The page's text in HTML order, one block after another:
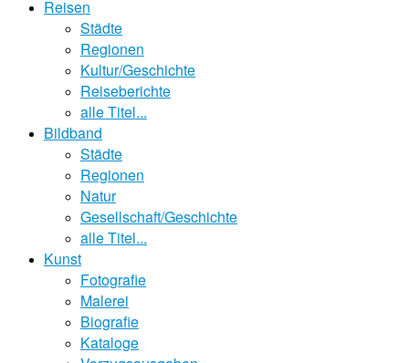
Reisen
Städte
Regionen
Kultur/Geschichte
Reiseberichte
alle Titel...
Bildband
Städte
Regionen
Natur
Gesellschaft/Geschichte
alle Titel...
Kunst
Fotografie
Malerei
Biografie
Kataloge